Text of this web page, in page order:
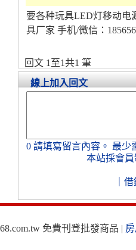
要各种玩具LED灯移动电
具厂家 手机/微信：
回文 1至1共1 筆
線上加入回文
0 請填寫留言內容。 最少
本站採會員
借
免費刊登批發商品 |